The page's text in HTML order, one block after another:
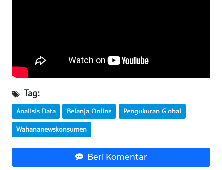
Tag:
Analisis Data Belanja Online Pengukuran Global
Wahananewskonsumen
Beri Komentar
WN
SULTENG
WN
SULBAR
BABEL